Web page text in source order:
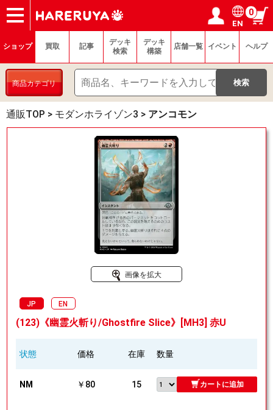
ショップ
買取
記事
デッキ検索
デッキ構築
選手一覧
店舗一覧
イベント
ヘルプ
お問い合わせ ログイン／会員登録
マイページ
EN
0
ショップ 買取 記事
デッキ
検索
デッキ
構築
店舗一覧 イベント ヘルプ
商品カテゴリ
通販TOP > モダンホライゾン3 > アンコモン
画像を拡大
JP EN
(123)《幽霊火斬り/Ghostfire Slice》[MH3] 赤U
状態 価格 在庫 数量
NM ￥80 15 カートに追加